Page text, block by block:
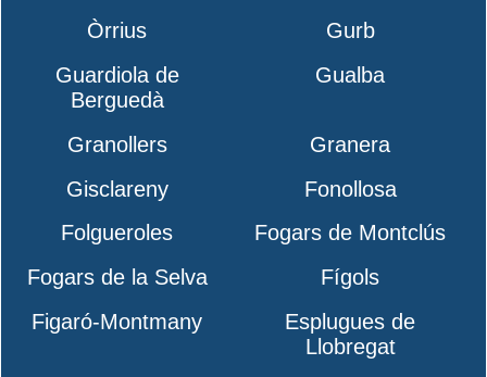
Òrrius
Gurb
Guardiola de
Berguedà
Gualba
Granollers
Granera
Gisclareny
Fonollosa
Folgueroles
Fogars de Montclús
Fogars de la Selva
Fígols
Figaró-Montmany
Esplugues de
Llobregat